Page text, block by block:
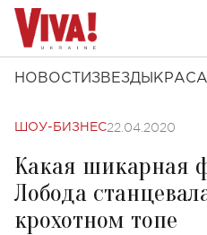
НОВОСТИ ЗВЕЗДЫ КРАСА
ШОУ-БИЗНЕС22.04.2020
Какая шикарная
Лобода
крохотном топе